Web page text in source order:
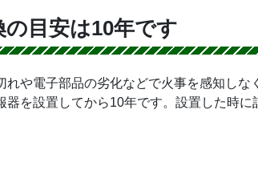
目安は10年です
や電子部品の劣化などで火事を感知し
を設置してから10年です。設置した時